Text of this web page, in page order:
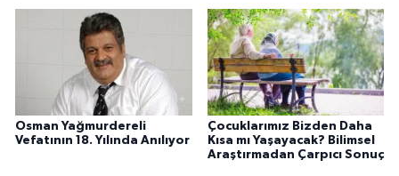
Osman Yağmurdereli
Vefatının 18. Yılında Anılıyor
Çocuklarımız Bizden Daha
Kısa mı Yaşayacak? Bilimsel
Araştırmadan Çarpıcı Sonuç